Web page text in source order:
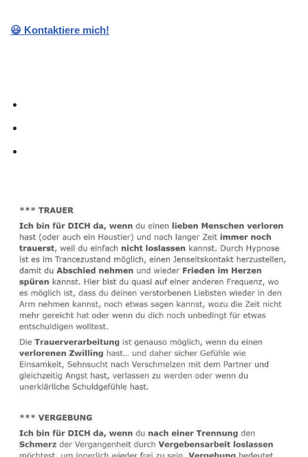
😃 Kontaktiere mich!